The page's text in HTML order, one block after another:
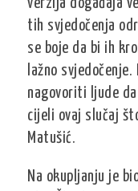
verzija događaja
tih svjedočenja
se boje da bi ih
lažno
nagovoriti ljude
cijeli ovaj slučaj
Matušić.
Na okupljanju je